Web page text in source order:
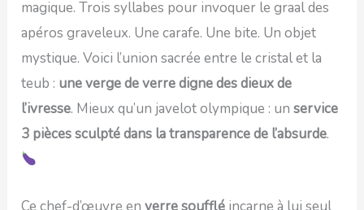
magique. Trois syllabes pour invoquer le graal des
apéros graveleux. Une carafe. Une bite. Un objet
mystique. Voici l’union sacrée entre le cristal et la
teub : une verge de verre digne des dieux de
l’ivresse. Mieux qu’un javelot olympique : unservice
3 pièces sculpté dans la transparence de l’absurde.